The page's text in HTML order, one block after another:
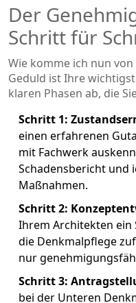
Der
Schritt für
Wie komme ich nun
Geduld ist Ihre
klaren Phasen ab, die
Schritt 1:
einen erfahrenen
mit Fachwerk
Schadensbericht und
Maßnahmen.
Schritt 2:
Ihrem Architekten ein
die Denkmalpflege
nur
Schritt 3:
bei der Unteren